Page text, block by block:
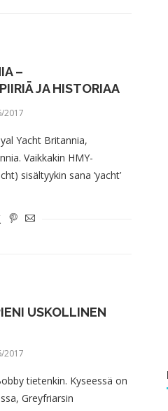
–
JA HISTORIAA
2017
Yacht Britannia,
Vaikkakin HMY-
sisältyykin sana ’yacht’
USKOLLINEN
2017
tietenkin. Kyseessä on
Greyfriarsin